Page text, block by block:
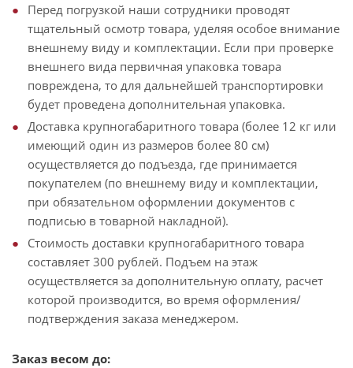
Перед погрузкой наши сотрудники проводят
тщательный осмотр товара, уделяя особое внимание
внешнему виду и комплектации. Если при проверке
внешнего вида первичная упаковка товара
повреждена, то для дальнейшей транспортировки
будет проведена дополнительная упаковка.
Доставка крупногабаритного товара (более 12 кг или
имеющий один из размеров более 80 см)
осуществляется до подъезда, где принимается
покупателем (по внешнему виду и комплектации,
при обязательном оформлении документов с
подписью в товарной накладной).
Стоимость доставки крупногабаритного товара
составляет 300 рублей. Подъем на этаж
осуществляется за дополнительную оплату, расчет
которой производится, во время оформления/
подтверждения заказа менеджером.
Заказ весом до: